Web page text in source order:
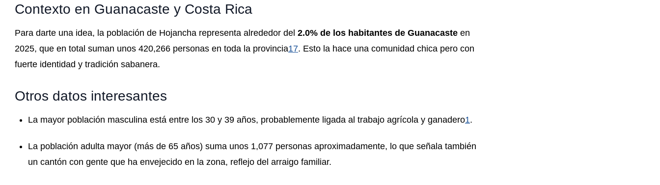
Contexto en Guanacaste y Costa Rica
Para darte una idea, la población de Hojancha representa alrededor del 2.0% de los habitantes de Guanacaste en
2025, que en total suman unos 420,266 personas en toda la provincia17. Esto la hace una comunidad chica pero con
fuerte identidad y tradición sabanera.
Otros datos interesantes
La mayor población masculina está entre los 30 y 39 años, probablemente ligada al trabajo agrícola y ganadero1.
La población adulta mayor (más de 65 años) suma unos 1,077 personas aproximadamente, lo que señala también
un cantón con gente que ha envejecido en la zona, reflejo del arraigo familiar.